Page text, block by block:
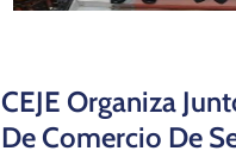
CEJE Organiza
De Comercio De